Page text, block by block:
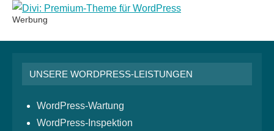
Werbung
UNSERE WORDPRESS-LEISTUNGEN
WordPress-Wartung
WordPress-Inspektion